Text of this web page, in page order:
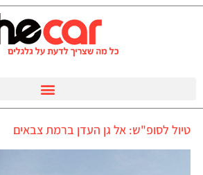
טיול לסופ"ש: אל גן העדן ברמת צבאים